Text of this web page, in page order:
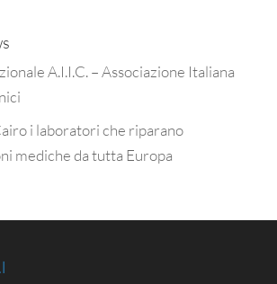
A.I.I.C. – Associazione Italiana
i laboratori che riparano
mediche da tutta Europa